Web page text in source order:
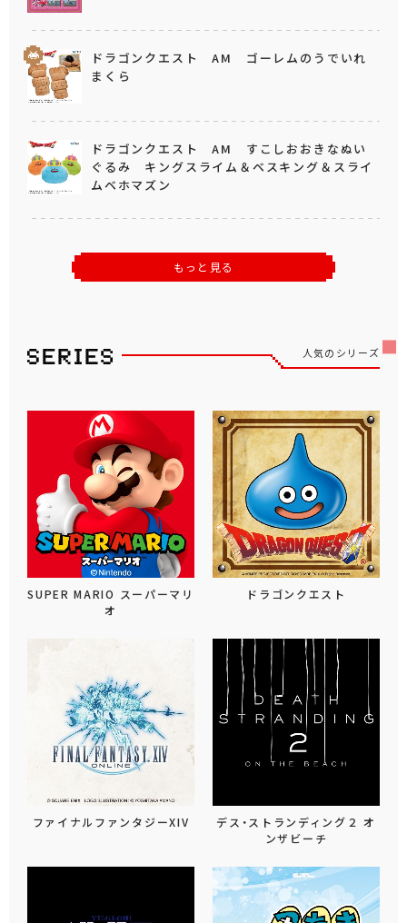
ドラゴンクエスト AM ゴーレムのうでいれ
まくら
ドラゴンクエスト AM すこしおおきなぬい
ぐるみ キングスライム＆ベスキング＆スライ
ムベホマズン
もっと見る
人気のシリーズ
SUPER MARIO スーパーマリ
オ
ドラゴンクエスト
ファイナルファンタジーXIV
デス・ストランディング２ オ
ンザビーチ